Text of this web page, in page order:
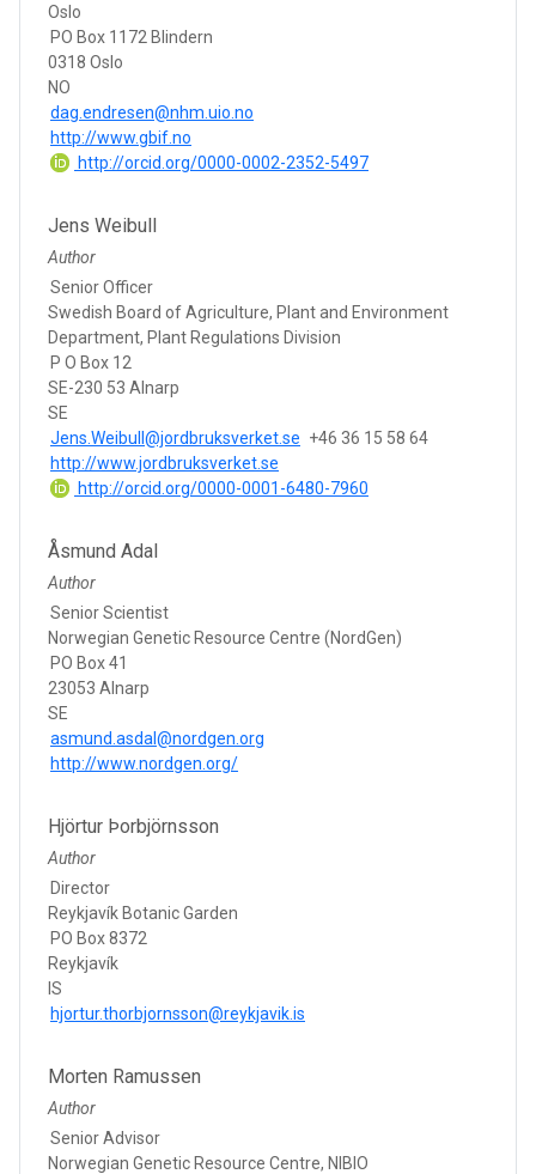
Oslo
PO Box 1172 Blindern
0318 Oslo
NO
dag.endresen@nhm.uio.no
http://www.gbif.no
http://orcid.org/0000-0002-2352-5497
Jens Weibull
Author
Senior Officer
Swedish Board of Agriculture, Plant and Environment
Department, Plant Regulations Division
P O Box 12
SE-230 53 Alnarp
SE
Jens.Weibull@jordbruksverket.se +46 36 15 58 64
http://www.jordbruksverket.se
http://orcid.org/0000-0001-6480-7960
Åsmund Adal
Author
Senior Scientist
Norwegian Genetic Resource Centre (NordGen)
PO Box 41
23053 Alnarp
SE
asmund.asdal@nordgen.org
http://www.nordgen.org/
Hjörtur Þorbjörnsson
Author
Director
Reykjavík Botanic Garden
PO Box 8372
Reykjavík
IS
hjortur.thorbjornsson@reykjavik.is
Morten Ramussen
Author
Senior Advisor
Norwegian Genetic Resource Centre, NIBIO